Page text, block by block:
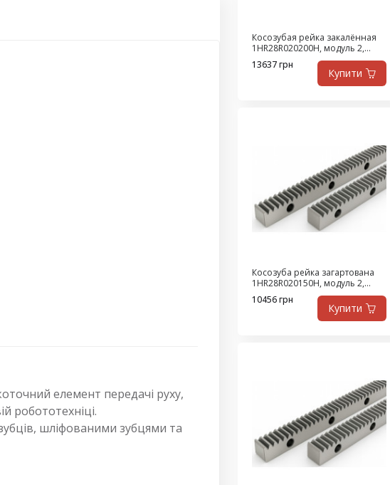
елемент передачі руху,
робототехніці.
шліфованими зубцями та
Косозубая рейка закалённая
1HR28R020200H, модуль 2,
длина 2000 мм, класс Q8, сталь
SAE1141
13637 грн
Купити
Косозуба рейка загартована
1HR28R020150H, модуль 2,
довжина 1500 мм, клас Q8,
сталь SAE1141
10456 грн
Купити